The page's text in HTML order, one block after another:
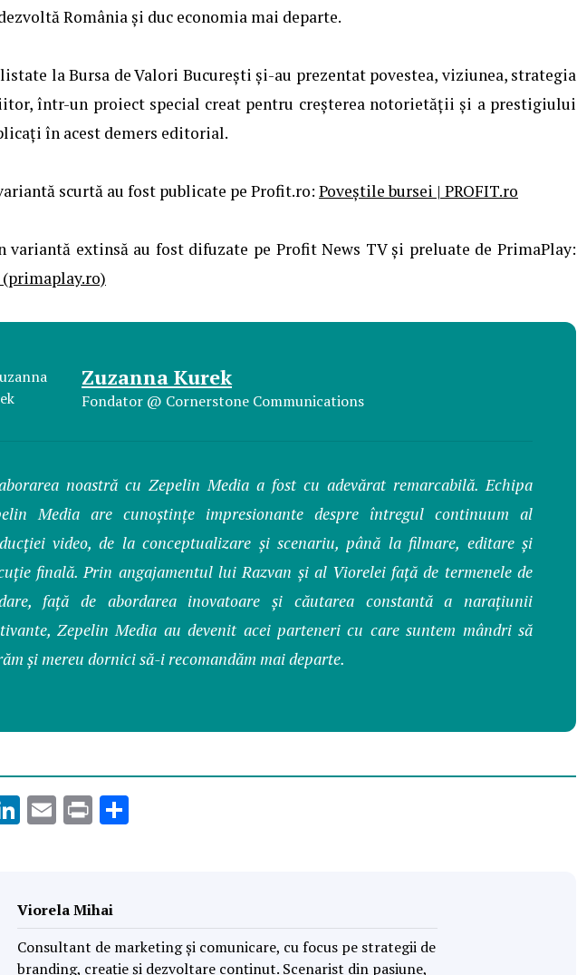
România și duc economia mai departe.
la Bursa de Valori București și-au prezentat povestea, viziunea, strategia
într-un proiect special creat pentru creșterea notorietății și a prestigiului
în acest demers editorial.
scurtă au fost publicate pe Profit.ro: Poveștile bursei | PROFIT.ro
variantă extinsă au fost difuzate pe Profit News TV și preluate de PrimaPlay:
Zuzanna Kurek
Fondator @ Cornerstone Communications
noastră cu Zepelin Media a fost cu adevărat remarcabilă. Echipa
Media are cunoștințe impresionante despre întregul continuum al
video, de la conceptualizare și scenariu, până la filmare, editare și
finală. Prin angajamentul lui Razvan și al Viorelei față de termenele de
față de abordarea inovatoare și căutarea constantă a narațiunii
Zepelin Media au devenit acei parteneri cu care suntem mândri să
și mereu dornici să-i recomandăm mai departe.
LinkedIn
Email
Print
Viorela Mihai
Consultant de marketing și comunicare, cu focus pe strategii de
branding, creație și dezvoltare conținut. Scenarist din pasiune,